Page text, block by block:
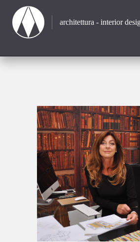
architettura - interior